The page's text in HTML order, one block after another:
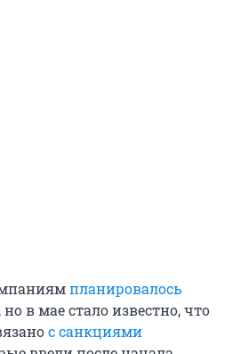
планировалось
но в мае стало известно, что
с санкциями